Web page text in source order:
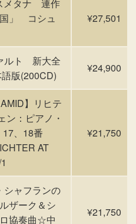
メタナ 連作
」 コシュ
¥27,501
ルト 新大全
版(200CD)
¥24,900
】リヒテ
ン：ピアノ・
17、18番
AT
¥21,750
ャフランの
ザーク＆シ
協奏曲☆中
¥21,750